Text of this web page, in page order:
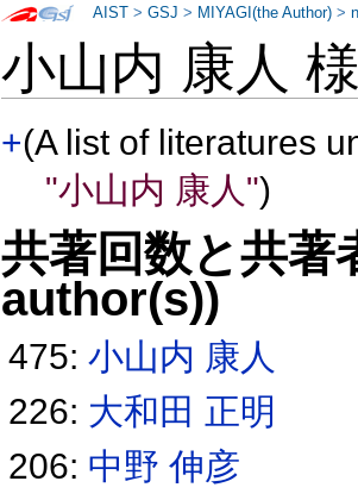
小山内 康人
+(A list of literatures
"小山内 康人")
共著回数と共
author(s))
475:小山内 康人
226: 大和田 正明
206: 中野 伸彦
AIST >GSJ > MIYAGI(the Author) >